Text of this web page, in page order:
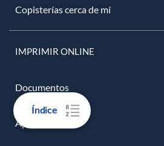
Índice
Copisterías cerca de mí
IMPRIMIR ONLINE
Documentos
Apuntes